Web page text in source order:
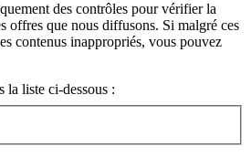
des contrôles pour vérifier la
offres que nous diffusons. Si malgré ces
contenus inappropriés, vous pouvez
la liste ci-dessous :